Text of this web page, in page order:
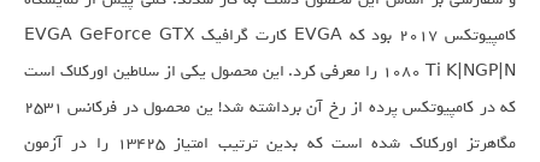
کامپیوتکس 2017 بود که EVGA کارت گرافیک EVGA GeForce GTX
1080 Ti K|NGP|N را معرفی کرد. این محصول یکی از سلاطین اورکلاک است
که در کامپیوتکس پرده از رخ آن برداشته شد! ین محصول در فرکانس 2531
مگاهرتز اورکلاک شده است که بدین ترتیب امتیاز 13425 را در آزمون